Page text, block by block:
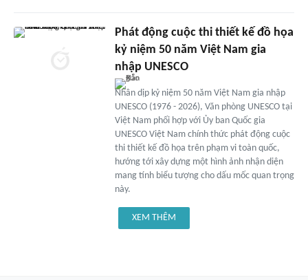
Phát động cuộc thi thiết kế đồ họa
kỷ niệm 50 năm Việt Nam gia
nhập UNESCO
Nhân dịp kỷ niệm 50 năm Việt Nam gia nhập
UNESCO (1976 - 2026), Văn phòng UNESCO tại
Việt Nam phối hợp với Ủy ban Quốc gia
UNESCO Việt Nam chính thức phát động cuộc
thi thiết kế đồ họa trên phạm vi toàn quốc,
hướng tới xây dựng một hình ảnh nhận diện
mang tính biểu tượng cho dấu mốc quan trọng
này.
XEM THÊM